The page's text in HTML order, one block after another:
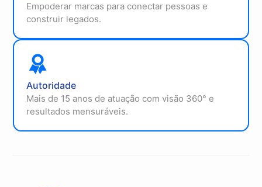
Empoderar marcas para conectar pessoas e
construir legados.
Autoridade
Mais de 15 anos de atuação com visão 360° e
resultados mensuráveis.